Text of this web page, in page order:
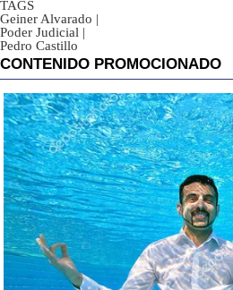
TAGS
Geiner Alvarado |
Poder Judicial |
Pedro Castillo